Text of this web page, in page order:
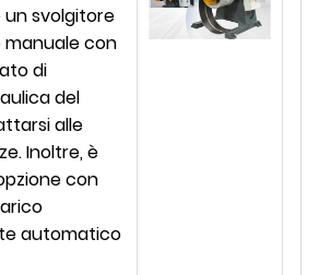
un svolgitore
manuale con
di
del
alle
Inoltre, è
con
automatico
profilatrice, effettuiamo, ad esempio,